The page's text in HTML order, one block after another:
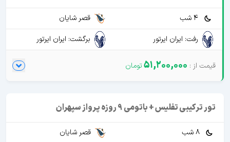
4 شب
قصر شایان
رفت: ایران ایرتور
برگشت: ایران ایرتور
51,200,000
تور ترکیبی تفلیس + باتومی 9 روزه پرواز سپهران
8 شب
قصر شایان